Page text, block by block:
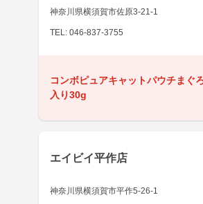
神奈川県横須賀市佐原3-21-1
TEL: 046-837-3755
コンボピュアキャットパウチまぐ
入り30g
エイビイ平作店
神奈川県横須賀市平作5-26-1